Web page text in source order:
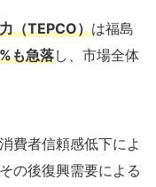
（TEPCO）は福島
も急落し、市場全体
費者信頼感低下によ
の後復興需要による